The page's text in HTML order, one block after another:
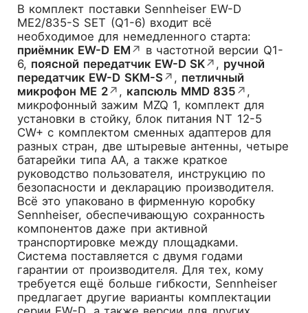
В комплект поставки Sennheiser EW-D
ME2/835-S SET (Q1-6) входит всё
необходимое для немедленного старта:
приёмник EW-D EM ↗ в частотной версии Q1-
6, поясной передатчик EW-D SK↗ , ручной
передатчик EW-D SKM-S ↗ , петличный
микрофон ME 2↗ , капсюль MMD 835 ↗ ,
микрофонный зажим MZQ 1, комплект для
установки в стойку, блок питания NT 12-5
CW+ с комплектом сменных адаптеров для
разных стран, две штыревые антенны, четыре
батарейки типа AA, а также краткое
руководство пользователя, инструкцию по
безопасности и декларацию производителя.
Всё это упаковано в фирменную коробку
Sennheiser, обеспечивающую сохранность
компонентов даже при активной
транспортировке между площадками.
Система поставляется с двумя годами
гарантии от производителя. Для тех, кому
требуется ещё больше гибкости, Sennheiser
предлагает другие варианты комплектации